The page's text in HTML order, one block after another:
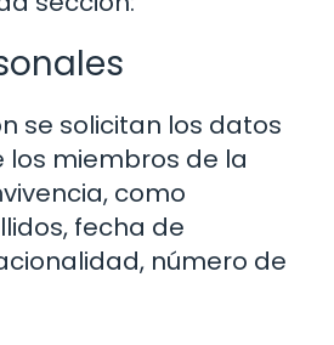
se solicitan los datos
los miembros de la
como
fecha de
número de